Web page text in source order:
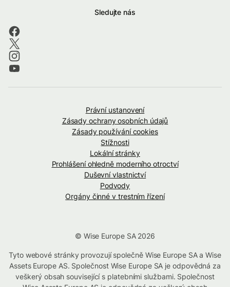
Sledujte nás
Právní ustanovení
Zásady ochrany osobních údajů
Zásady používání cookies
Stížnosti
Lokální stránky
Prohlášení ohledně moderního otroctví
Duševní vlastnictví
Podvody
Orgány činné v trestním řízení
© Wise Europe SA 2026
Tyto webové stránky provozují společně Wise Europe SA a Wise
Assets Europe AS. Společnost Wise Europe SA je odpovědná za
veškerý obsah související s platebními službami. Společnost